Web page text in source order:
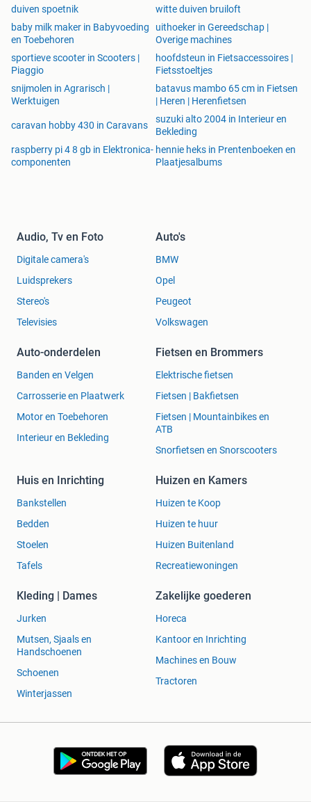
duiven spoetnik
witte duiven bruiloft
baby milk maker in Babyvoeding
en Toebehoren
uithoeker in Gereedschap |
Overige machines
sportieve scooter in Scooters |
Piaggio
hoofdsteun in Fietsaccessoires |
Fietsstoeltjes
snijmolen in Agrarisch |
Werktuigen
batavus mambo 65 cm in Fietsen
| Heren | Herenfietsen
caravan hobby 430 in Caravans
suzuki alto 2004 in Interieur en
Bekleding
raspberry pi 4 8 gb in Elektronica-
componenten
hennie heks in Prentenboeken en
Plaatjesalbums
Audio, Tv en Foto
Digitale camera's
Luidsprekers
Stereo's
Televisies
Auto's
BMW
Opel
Peugeot
Volkswagen
Auto-onderdelen
Banden en Velgen
Carrosserie en Plaatwerk
Motor en Toebehoren
Interieur en Bekleding
Fietsen en Brommers
Elektrische fietsen
Fietsen | Bakfietsen
Fietsen | Mountainbikes en
ATB
Snorfietsen en Snorscooters
Huis en Inrichting
Bankstellen
Bedden
Stoelen
Tafels
Huizen en Kamers
Huizen te Koop
Huizen te huur
Huizen Buitenland
Recreatiewoningen
Kleding | Dames
Jurken
Mutsen, Sjaals en
Handschoenen
Schoenen
Winterjassen
Zakelijke goederen
Horeca
Kantoor en Inrichting
Machines en Bouw
Tractoren